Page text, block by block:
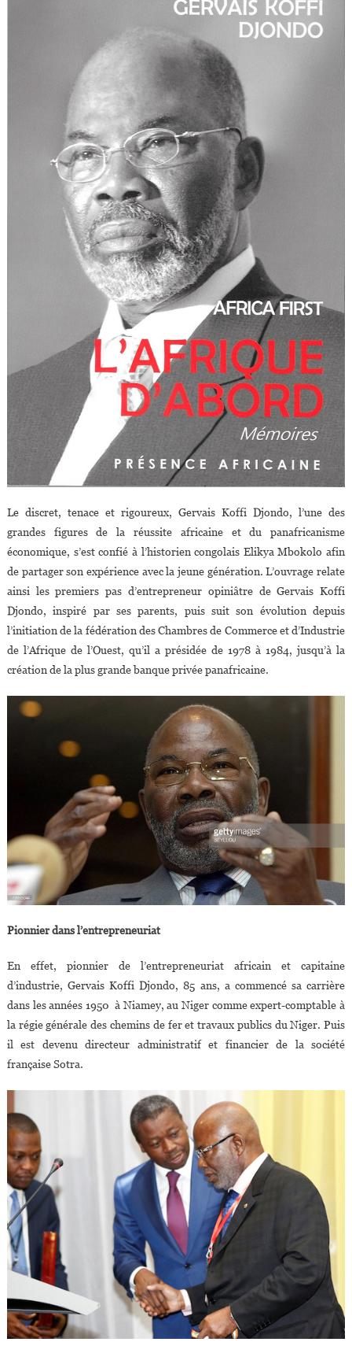
Le discret, tenace et rigoureux, Gervais Koffi Djondo, l’une des
grandes figures de la réussite africaine et du panafricanisme
économique, s’est confié à l’historien congolais Elikya Mbokolo afin
de partager son expérience avec la jeune génération. L’ouvrage relate
ainsi les premiers pas d’entrepreneur opiniâtre de Gervais Koffi
Djondo, inspiré par ses parents, puis suit son évolution depuis
l’initiation de la fédération des Chambres de Commerce et d’Industrie
de l’Afrique de l’Ouest, qu’il a présidée de 1978 à 1984, jusqu’à la
création de la plus grande banque privée panafricaine.
Pionnier dans l’entrepreneuriat
En effet, pionnier de l’entrepreneuriat africain et capitaine
d’industrie, Gervais Koffi Djondo, 85 ans, a commencé sa carrière
dans les années 1950 à Niamey, au Niger comme expert-comptable à
la régie générale des chemins de fer et travaux publics du Niger. Puis
il est devenu directeur administratif et financier de la société
française Sotra.